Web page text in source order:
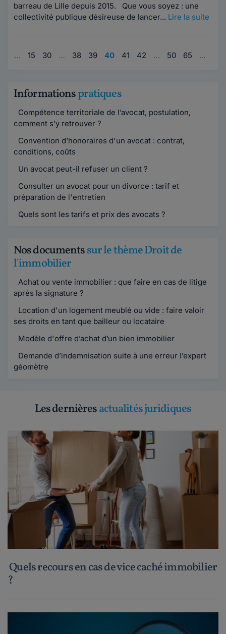
barreau de Lille depuis 2015. Que vous soyez : une
collectivité publique désireuse de lancer... Lire la suite
… 15 30 … 38 39 40 41 42 … 50 65 …
Informationspratiques
Compétence territoriale de l’avocat, postulation,
comment s’y retrouver ?
Convention d’honoraires d'un avocat : contrat,
conditions, coûts
Un avocat peut-il refuser un client ?
Consulter un avocat pour un divorce : tarif et
préparation de l'entretien
Quels sont les tarifs et prix des avocats ?
Nos documentssur le thème Droit de
l'immobilier
Achat ou vente immobilier : que faire en cas de litige
après la signature ?
Location d'un logement meublé ou vide : faire valoir
ses droits en tant que bailleur ou locataire
Modèle d'offre d’achat d’un bien immobilier
Demande d’indemnisation suite à une erreur l’expert
géomètre
Les dernièresactualités juridiques
Quels recours en cas de vice caché immobilier
?